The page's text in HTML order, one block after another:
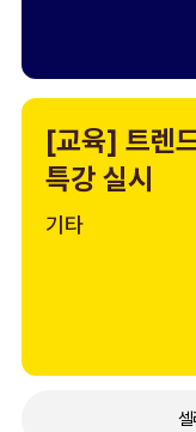
[교육] 트렌
특강 실시
기타